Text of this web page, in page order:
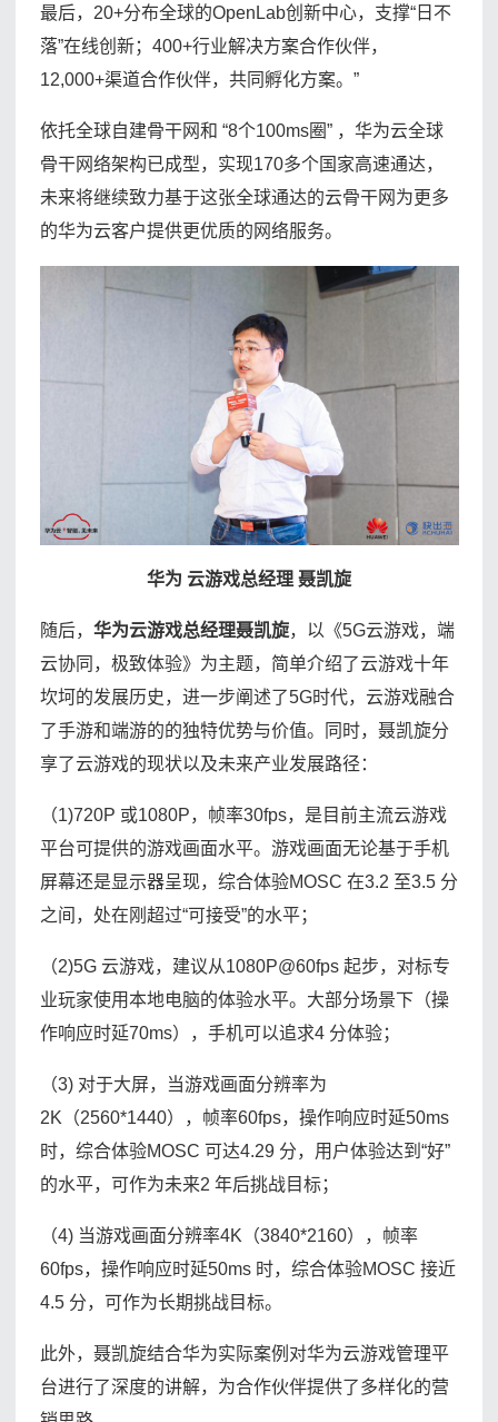
最后，20+分布全球的OpenLab创新中心，支撑“日不
落”在线创新；400+行业解决方案合作伙伴，
12,000+渠道合作伙伴，共同孵化方案。”
依托全球自建骨干网和 “8个100ms圈” ，华为云全球
骨干网络架构已成型，实现170多个国家高速通达，
未来将继续致力基于这张全球通达的云骨干网为更多
的华为云客户提供更优质的网络服务。
华为 云游戏总经理 聂凯旋
随后， 华为云游戏总经理聂凯旋，以《5G云游戏，端
云协同，极致体验》为主题，简单介绍了云游戏十年
坎坷的发展历史，进一步阐述了5G时代，云游戏融合
了手游和端游的的独特优势与价值。同时，聂凯旋分
享了云游戏的现状以及未来产业发展路径：
（1)720P 或1080P，帧率30fps，是目前主流云游戏
平台可提供的游戏画面水平。游戏画面无论基于手机
屏幕还是显示器呈现，综合体验MOSC 在3.2 至3.5 分
之间，处在刚超过“可接受”的水平；
（2)5G 云游戏，建议从1080P@60fps 起步，对标专
业玩家使用本地电脑的体验水平。大部分场景下（操
作响应时延70ms），手机可以追求4 分体验；
（3) 对于大屏，当游戏画面分辨率为
2K（2560*1440），帧率60fps，操作响应时延50ms
时，综合体验MOSC 可达4.29 分，用户体验达到“好”
的水平，可作为未来2 年后挑战目标；
（4) 当游戏画面分辨率4K（3840*2160），帧率
60fps，操作响应时延50ms 时，综合体验MOSC 接近
4.5 分，可作为长期挑战目标。
此外，聂凯旋结合华为实际案例对华为云游戏管理平
台进行了深度的讲解，为合作伙伴提供了多样化的营